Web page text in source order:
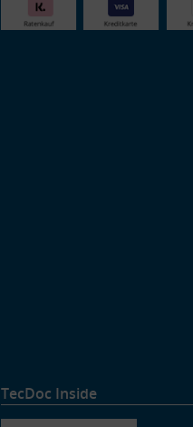
TecDoc Inside